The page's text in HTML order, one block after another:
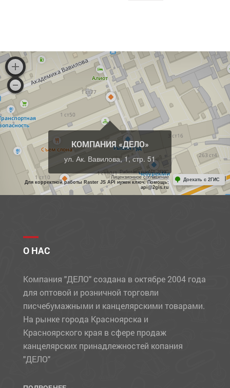
КОМПАНИЯ «ДЕЛО»
ул. Ак. Вавилова, 1, стр. 51
Работает на API 2ГИС
Лицензионное соглашение
Для корректной работы Raster JS API нужен ключ. Помощь:
api@2gis.ru
Доехать с 2ГИС
О НАС
Компания "ДЕЛО" создана в октябре 2004 года
для оптовой и розничной торговли
писчебумажными и канцелярскими товарами.
На рынке города Красноярска и
Красноярского края в сфере продаж
канцелярских принадлежностей копания
"ДЕЛО"